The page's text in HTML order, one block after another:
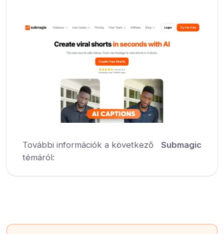
További információk a következő
témáról:
Submagic